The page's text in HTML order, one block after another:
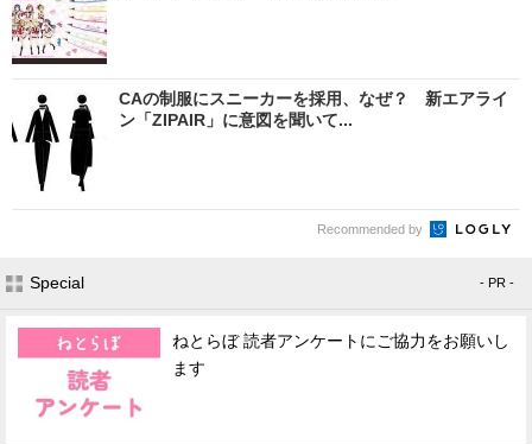
CAの制服にスニーカーを採用、なぜ？ 新エアライ
ン「ZIPAIR」に意図を聞いて...
Recommended by
Special - PR -
ねとらぼ 読者アンケートにご協力をお願いし
ます